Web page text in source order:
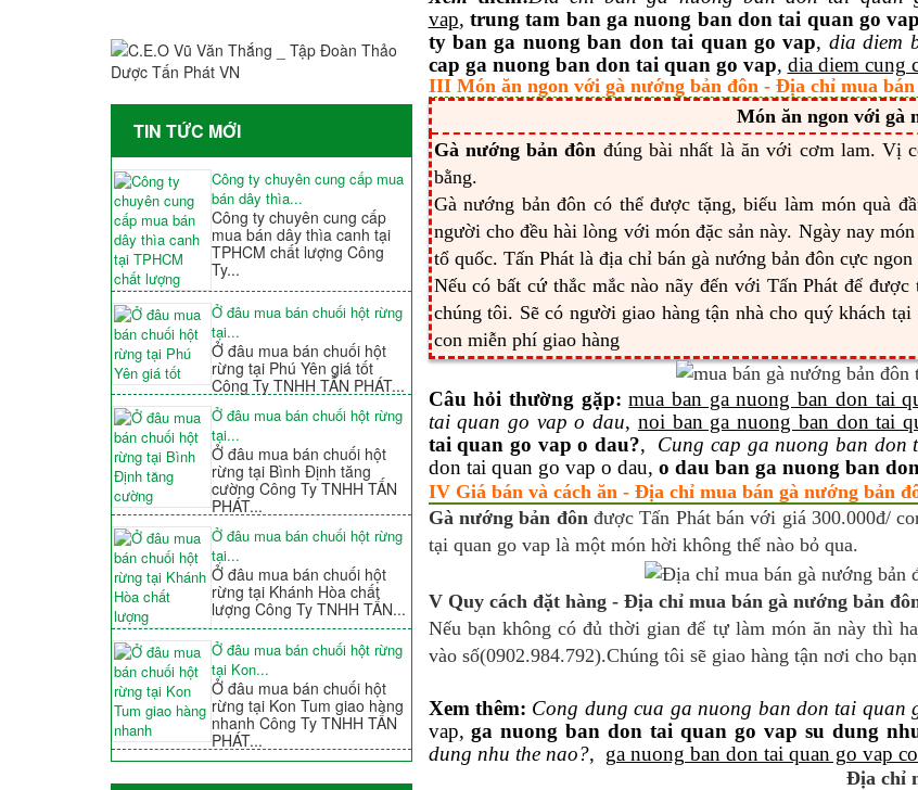
TIN TỨC MỚI
Công ty chuyên cung cấp mua
bán dây thìa...
Công ty chuyên cung cấp
mua bán dây thìa canh tại
TPHCM chất lượng Công
Ty...
Ở đâu mua bán chuối hột rừng
tại...
Ở đâu mua bán chuối hột
rừng tại Phú Yên giá tốt
Công Ty TNHH TẤN PHÁT...
Ở đâu mua bán chuối hột rừng
tại...
Ở đâu mua bán chuối hột
rừng tại Bình Định tăng
cường Công Ty TNHH TẤN
PHÁT...
Ở đâu mua bán chuối hột rừng
tại...
Ở đâu mua bán chuối hột
rừng tại Khánh Hòa chất
lượng Công Ty TNHH TẤN...
Ở đâu mua bán chuối hột rừng
tại Kon...
Ở đâu mua bán chuối hột
rừng tại Kon Tum giao hàng
nhanh Công Ty TNHH TẤN
PHÁT...
vap, trung tam ban ga nuong ban don tai quan go vap
ty ban ga nuong ban don tai quan go vap, dia diem
cap ga nuong ban don tai quan go vap, dia diem cung
III Món ăn ngon với gà nướng bản đôn - Địa chỉ mua
Món ăn ngon với gà
Gà nướng bản đôn đúng bài nhất là ăn với cơm lam. Vị
bằng.
Gà nướng bản đôn có thể được tặng, biếu làm món quà
người cho đều hài lòng với món đặc sản này. Ngày nay
tổ quốc. Tấn Phát là địa chỉ bán gà nướng bản đôn cực ngon
Nếu có bất cứ thắc mắc nào nãy đến với Tấn Phát để
chúng tôi. Sẽ có người giao hàng tận nhà cho quý khách
con miễn phí giao hàng
Câu hỏi thường gặp: mua ban ga nuong ban don tai
tai quan go vap o dau, noi ban ga nuong ban don tai
tai quan go vap o dau?, Cung cap ga nuong ban don
don tai quan go vap o dau, o dau ban ga nuong ban
IV Giá bán và cách ăn - Địa chỉ mua bán gà nướng bản
Gà nướng bản đônđược Tấn Phát bán với giá 300.000đ/
tại quan go vap là một món hời không thể nào bỏ qua.
V Quy cách đặt hàng - Địa chỉ mua bán gà nướng bản
Nếu bạn không có đủ thời gian để tự làm món ăn này thì
vào số(0902.984.792).Chúng tôi sẽ giao hàng tận nơi cho
Xem thêm: Cong dung cua ga nuong ban don tai quan
vap,ga nuong ban don tai quan go vap su dung
dung nhu the nao?, ga nuong ban don tai quan go vap
Địa chỉ